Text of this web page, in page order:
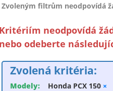
Zvoleným filtrům neodpovídá
neodpovídá
odeberte
Zvolená kritéria:
Modely: Honda PCX 150 ×